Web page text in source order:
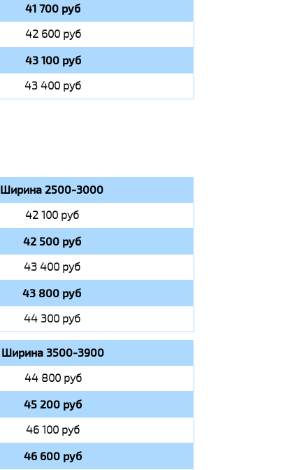
41 700 руб
42 600 руб
43 100 руб
43 400 руб
Ширина 2500-3000
42 100 руб
42 500 руб
43 400 руб
43 800 руб
44 300 руб
Ширина 3500-3900
44 800 руб
45 200 руб
46 100 руб
46 600 руб